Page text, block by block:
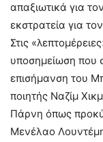
απαξιωτικά για
εκστρατεία για
Στις
υποσημείωση που
επισήμανση του
ποιητής Ναζίμ
Πάρνη όπως
Μενέλαο